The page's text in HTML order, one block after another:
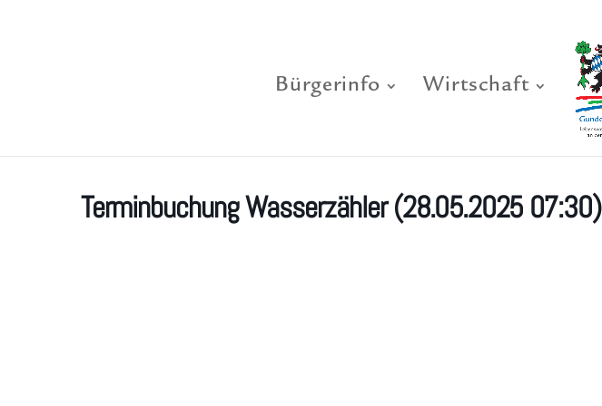
Bürgerinfo Wirtschaft
Terminbuchung Wasserzähler (28.05.2025 07:30)